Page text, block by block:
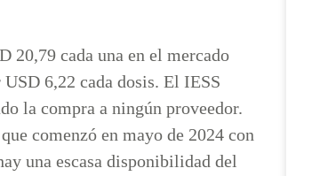
20,79 cada una en el mercado
6,22 cada dosis. El IESS
la compra a ningún proveedor.
comenzó en mayo de 2024 con
una escasa disponibilidad del